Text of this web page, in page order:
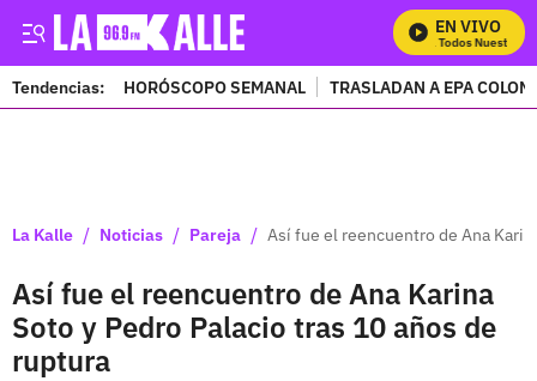
EN VIVO
Mira Todos Nuestros
Tendencias: HORÓSCOPO SEMANAL TRASLADAN A EPA
La Kalle / Noticias / Pareja / Así fue el reencuentro de Ana
Así fue el reencuentro de Ana Karina
Soto y Pedro Palacio tras 10 años de
ruptura